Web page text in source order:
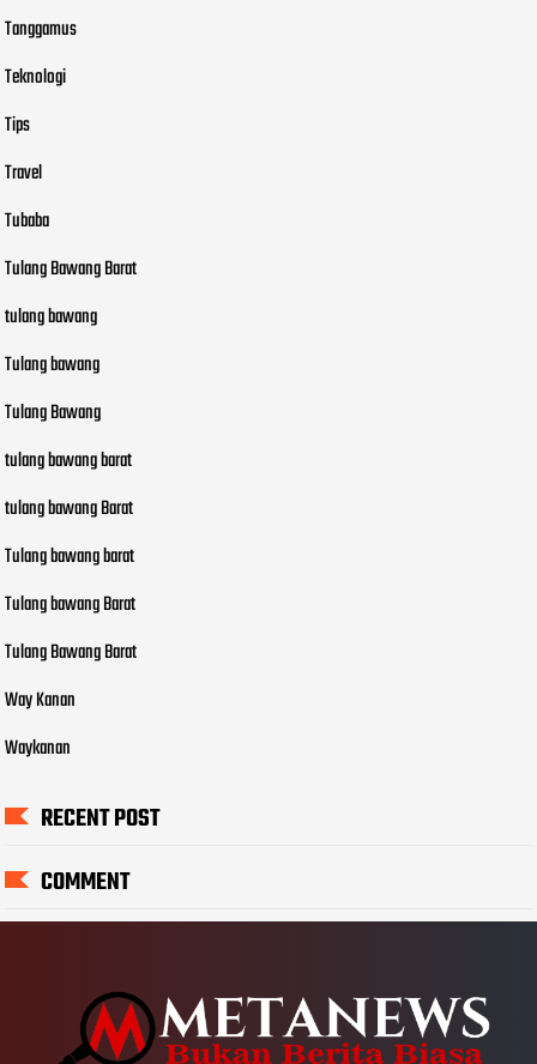
Tanggamus
Teknologi
Tips
Travel
Tubaba
Tulang Bawang Barat
tulang bawang
Tulang bawang
Tulang Bawang
tulang bawang barat
tulang bawang Barat
Tulang bawang barat
Tulang bawang Barat
Tulang Bawang Barat
Way Kanan
Waykanan
RECENT POST
COMMENT